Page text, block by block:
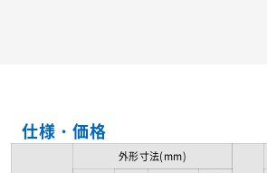
仕様・価格
外形寸法(mm)